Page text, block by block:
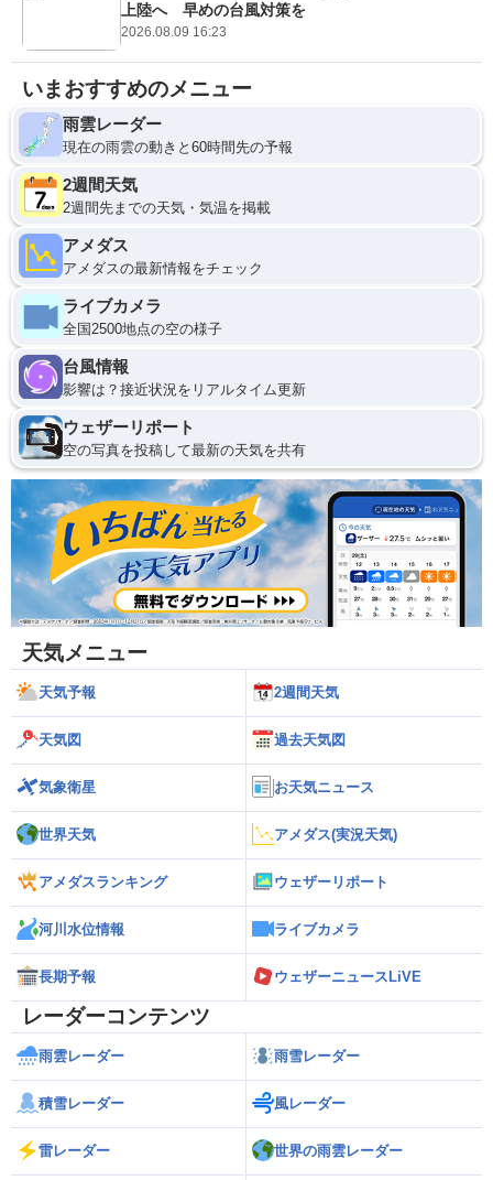
上陸へ 早めの台風対策を
2026.08.09 16:23
いまおすすめのメニュー
雨雲レーダー
現在の雨雲の動きと60時間先の予報
2週間天気
2週間先までの天気・気温を掲載
アメダス
アメダスの最新情報をチェック
ライブカメラ
全国2500地点の空の様子
台風情報
影響は？接近状況をリアルタイム更新
ウェザーリポート
空の写真を投稿して最新の天気を共有
天気メニュー
天気予報 2週間天気
天気図 過去天気図
気象衛星 お天気ニュース
世界天気 アメダス(実況天気)
アメダスランキング ウェザーリポート
河川水位情報 ライブカメラ
長期予報 ウェザーニュースLiVE
レーダーコンテンツ
雨雲レーダー 雨雪レーダー
積雪レーダー 風レーダー
雷レーダー 世界の雨雲レーダー